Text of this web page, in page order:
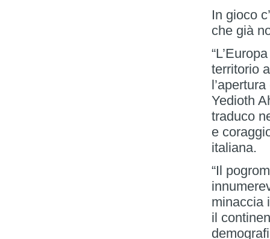
In gioco
che già
territorio
Yedioth
traduco
e
italiana.
“Il
minaccia
il